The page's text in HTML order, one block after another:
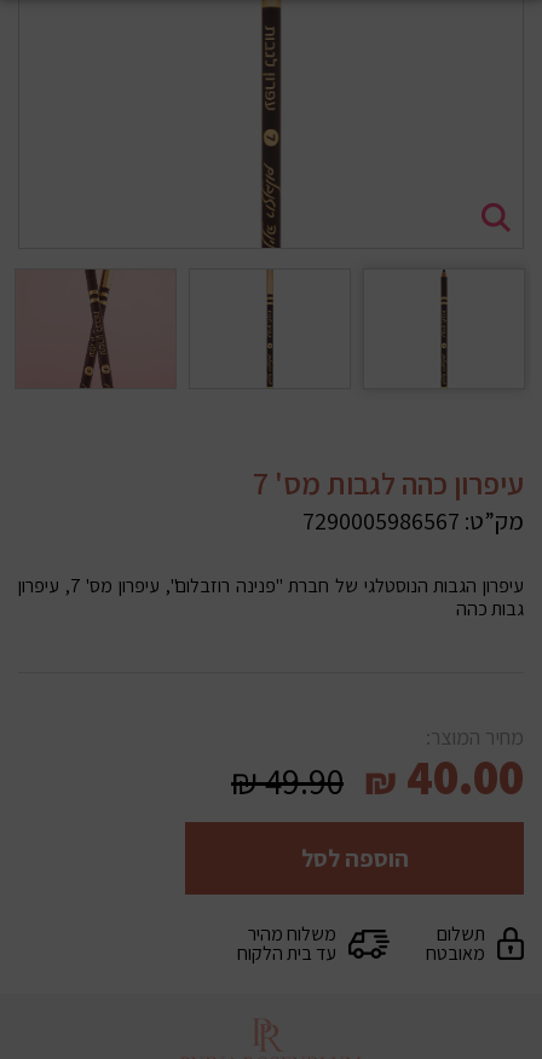
עיפרון כהה לגבות מס' 7
מק”ט: 7290005986567
עיפרון הגבות הנוסטלגי של חברת "פנינה רוזבלום", עיפרון מס' 7, עיפרון
גבות כהה
מחיר המוצר:
40.00
₪
49.90
₪
הוספה לסל
תשלום
מאובטח
משלוח מהיר
עד בית הלקוח